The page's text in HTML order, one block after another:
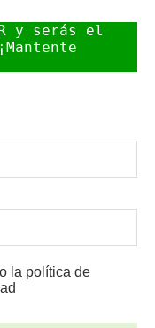
y serás el
la política de